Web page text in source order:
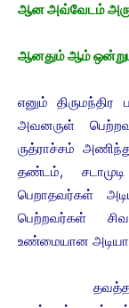
ஆன அவ்வேடம்
ஆனதும் ஆம்
எனும் திருமந்திர
அவனருள்
ருத்ராச்சம்
தண்டம்,
பெறாதவர்கள்
பெற்றவர்கள்
உண்மையான
தவத்தால்